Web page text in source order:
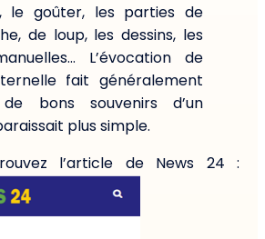
le goûter, les parties de
de loup, les dessins, les
L’évocation de
fait généralement
bons souvenirs d’un
plus simple.
l’article de News 24 :